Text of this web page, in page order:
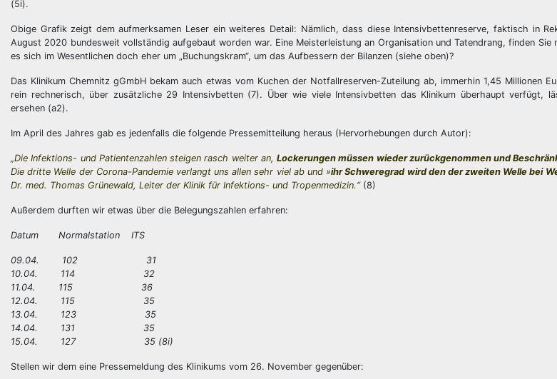
(5i).
Obige Grafik zeigt dem aufmerksamen Leser ein weiteres Detail: Nämlich, dass diese Intensivbettenreserve, faktisch in
August 2020 bundesweit vollständig aufgebaut worden war. Eine Meisterleistung an Organisation und Tatendrang, finden Sie
es sich im Wesentlichen doch eher um „Buchungskram“, um das Aufbessern der Bilanzen (siehe oben)?
Das Klinikum Chemnitz gGmbH bekam auch etwas vom Kuchen der Notfallreserven-Zuteilung ab, immerhin 1,45 Millionen
rein rechnerisch, über zusätzliche 29 Intensivbetten (7). Über wie viele Intensivbetten das Klinikum überhaupt verfügt,
ersehen (a2).
Im April des Jahres gab es jedenfalls die folgende Pressemitteilung heraus (Hervorhebungen durch Autor):
„Die Infektions- und Patientenzahlen steigen rasch weiter an, Lockerungen müssen wieder zurückgenommen und
Die dritte Welle der Corona-Pandemie verlangt uns allen sehr viel ab und »ihr Schweregrad wird den der zweiten Welle bei
Dr. med. Thomas Grünewald, Leiter der Klinik für Infektions- und Tropenmedizin.“(8)
Außerdem durften wir etwas über die Belegungszahlen erfahren:
Datum Normalstation ITS
09.04. 102 31
10.04. 114 32
11.04. 115 36
12.04. 115 35
13.04. 123 35
14.04. 131 35
15.04. 127 35 (8i)
Stellen wir dem eine Pressemeldung des Klinikums vom 26. November gegenüber: